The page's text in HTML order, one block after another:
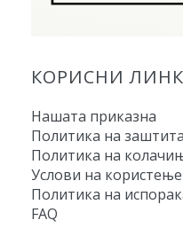
КОРИСНИ
Нашата приказна
Политика на
Политика на
Услови на користење
Политика на
FAQ